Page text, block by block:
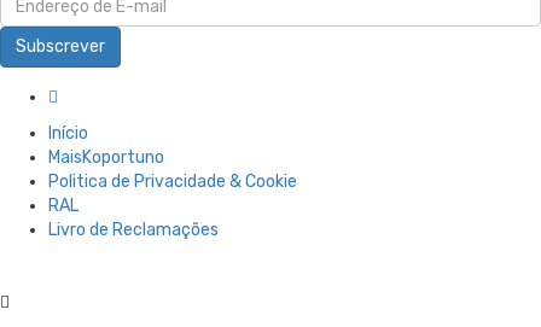
Subscrever
Início
MaisKoportuno
Politica de Privacidade & Cookie
RAL
Livro de Reclamações